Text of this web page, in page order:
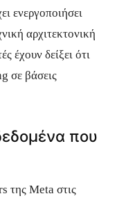
ενεργοποιήσει
αρχιτεκτονική
έχουν δείξει ότι
σε βάσεις
που
της Meta στις